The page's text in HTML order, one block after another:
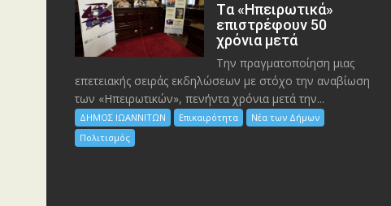
Tα «Ηπειρωτικά»
επιστρέφουν 50
χρόνια μετά
Την πραγματοποίηση μιας
επετειακής σειράς εκδηλώσεων με στόχο την αναβίωση
των «Ηπειρωτικών», πενήντα χρόνια μετά την...
ΔΗΜΟΣ ΙΩΑΝΝΙΤΩΝ Επικαιρότητα
Νέα των Δήμων
Πολιτισμός